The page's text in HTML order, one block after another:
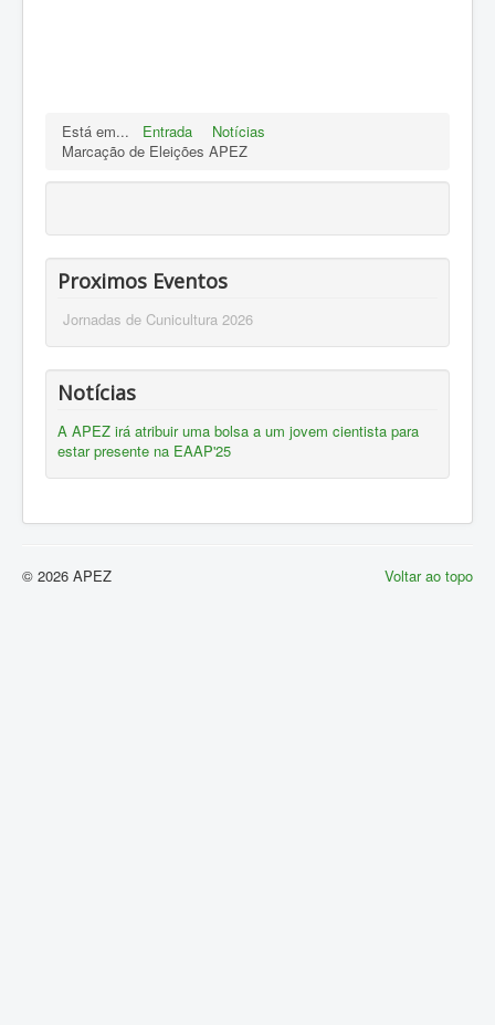
Está em... Entrada
Notícias
Marcação de Eleições APEZ
Proximos Eventos
Jornadas de Cunicultura 2026
Notícias
A APEZ irá atribuir uma bolsa a um jovem cientista para
estar presente na EAAP'25
Voltar ao topo
© 2026 APEZ